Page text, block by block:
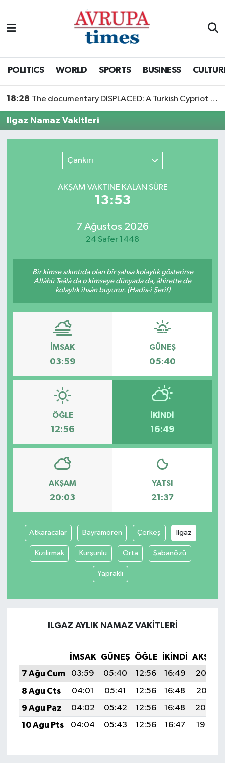
POLITICS WORLD SPORTS BUSINESS
18:28 The documentary DISPLACED: A Turkish Cypriot Story is now available to watch
Ilgaz Namaz Vakitleri
Çankırı
AKŞAM VAKTİNE KALAN SÜRE
13:53
7 Ağustos 2026
24 Safer 1448
Bir kimse sıkıntıda olan bir şahsa kolaylık gösterirse
Allâhü Teâlâ da o kimseye dünyada da, âhirette de
kolaylık ihsân buyurur. (Hadis-i Şerif)
İMSAK
03:59
GÜNEŞ
05:40
ÖĞLE
12:56
İKINDI
16:49
AKŞAM
20:03
YATSI
21:37
Atkaracalar Bayramören Çerkeş Ilgaz
Kızılırmak Kurşunlu Orta Şabanözü
Yapraklı
ILGAZ AYLIK NAMAZ VAKITLERI
İMSAK GÜNEŞ ÖĞLE İKINDI
AKŞAM
7 Ağu Cum
03:59 05:40 12:56 16:49
20:03
8 Ağu Cts
04:01 05:41 12:56 16:48
20:01
9 Ağu Paz
04:02 05:42 12:56 16:48
20:00
10 Ağu Pts
04:04 05:43 12:56 16:47 19:59
Nöbetçi Eczaneler
Süper Lig Puan Durumu ve Fikstür
Tüm Manşetler
Son Dakika Haberleri